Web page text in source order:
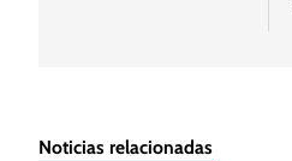
Noticias relacionadas